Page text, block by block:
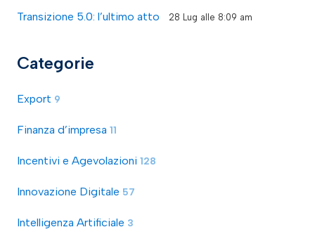
Transizione 5.0: l’ultimo atto 28 Lug alle 8:09 am
Categorie
Export 9
Finanza d’impresa 11
Incentivi e Agevolazioni 128
Innovazione Digitale 57
Intelligenza Artificiale 3